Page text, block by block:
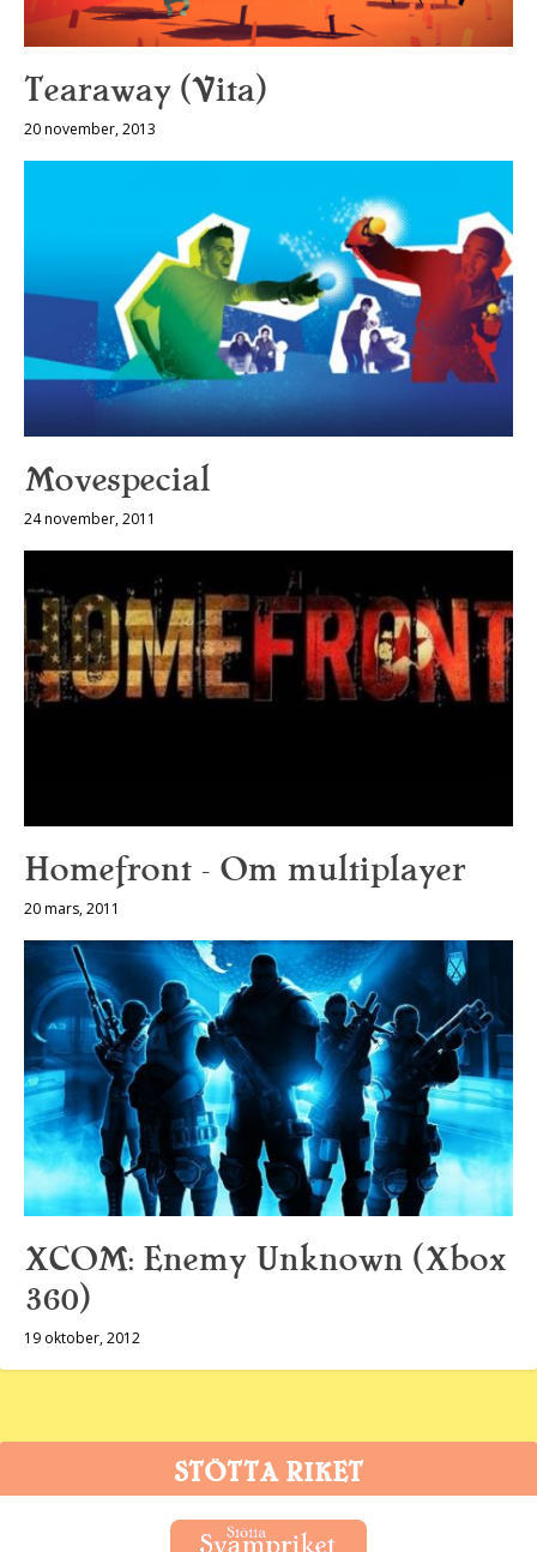
Tearaway (Vita)
20 november, 2013
Movespecial
24 november, 2011
Homefront – Om multiplayer
20 mars, 2011
XCOM: Enemy Unknown (Xbox
360)
19 oktober, 2012
STÖTTA RIKET